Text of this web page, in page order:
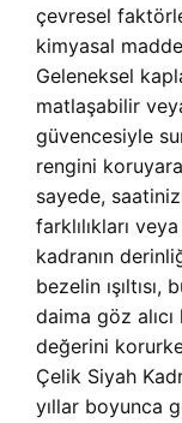
çevresel
kimyasal
Geleneksel
matlaşabilir
güvencesiyle
rengini
sayede,
farklılıkları
kadranın
bezelin
daima göz alıcı
değerini
Çelik Siyah
yıllar boyunca